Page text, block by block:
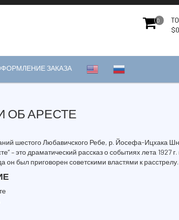
0
$0
ЗАКАЗА
ОБ АРЕСТЕ
шестого Любавичского Ребе, р. Йосефа-Ицхака
– это драматический рассказ о событиях лета 1927 г.
он был приговорен советскими властями к расстрелу.